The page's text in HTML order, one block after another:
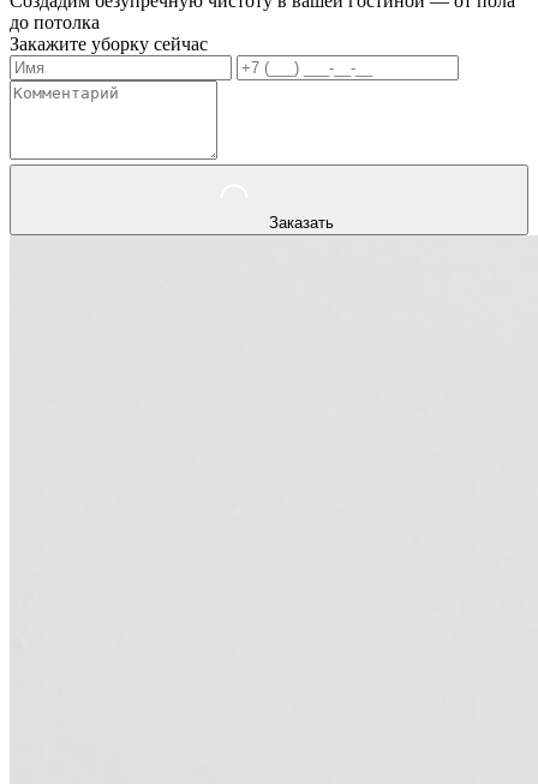
до потолка
Закажите уборку сейчас
Заказать